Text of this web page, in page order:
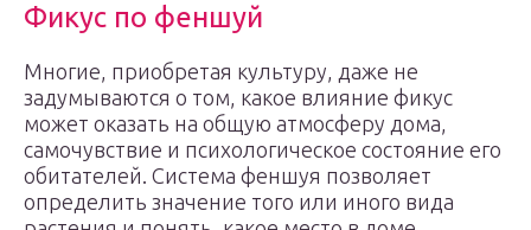
Фикус по феншуй
Многие, приобретая культуру, даже не
задумываются о том, какое влияние фикус
может оказать на общую атмосферу дома,
самочувствие и психологическое состояние его
обитателей. Система феншуя позволяет
определить значение того или иного вида